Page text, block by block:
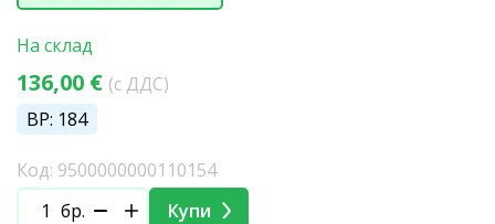
На склад
136,00 € (с ДДС)
BP: 184
Код: 9500000000110154
бр.
Купи